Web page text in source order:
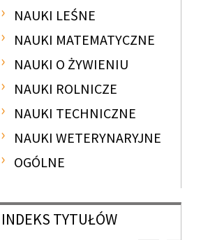
NAUKI LEŚNE
NAUKI MATEMATYCZNE
NAUKI O ŻYWIENIU
NAUKI ROLNICZE
NAUKI TECHNICZNE
NAUKI WETERYNARYJNE
OGÓLNE
INDEKS TYTUŁÓW